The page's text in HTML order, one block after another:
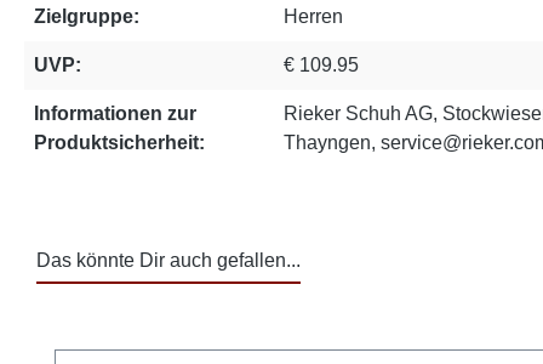
Zielgruppe: Herren
UVP: € 109.95
Informationen zur
Produktsicherheit:
Rieker Schuh AG,
Thayngen,
Das könnte Dir auch gefallen...